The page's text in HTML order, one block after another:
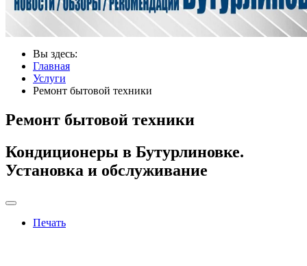
Вы здесь:
Главная
Услуги
Ремонт бытовой техники
Ремонт бытовой техники
Кондиционеры в Бутурлиновке.
Установка и обслуживание
Печать